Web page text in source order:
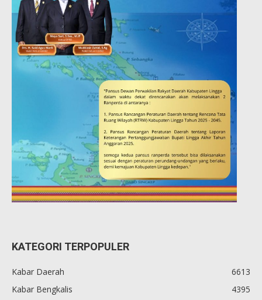
KATEGORI TERPOPULER
Kabar Daerah
6613
Kabar Bengkalis
4395